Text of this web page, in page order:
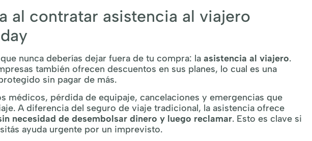
al contratar asistencia al viajero
nunca deberías dejar fuera de tu compra: la asistencia al viajero.
también ofrecen descuentos en sus planes, lo cual es una
sin pagar de más.
médicos, pérdida de equipaje, cancelaciones y emergencias que
A diferencia del seguro de viaje tradicional, la asistencia ofrece
necesidad de desembolsar dinero y luego reclamar. Esto es clave si
ayuda urgente por un imprevisto.